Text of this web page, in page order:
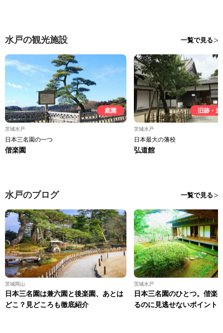
水戸の観光施設 一覧で見る
庭園
茨城水戸
日本三名園の一つ
偕楽園
旧跡・
茨城水戸
日本最大の藩校
弘道館
水戸のブログ 一覧で見る
茨城岡山
日本三名園は兼六園と後楽園、あとは
どこ？見どころも徹底紹介
茨城水戸
日本三名園のひとつ。偕楽
るのに見逃せないポイント